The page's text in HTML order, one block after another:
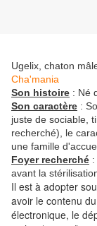
Ugelix, chaton
Cha'mania
Son histoire : Né
Son caractère :
juste de sociable,
recherché), le
une famille
Foyer recherché
avant la
Il est à adopter
avoir le contenu
électronique, le